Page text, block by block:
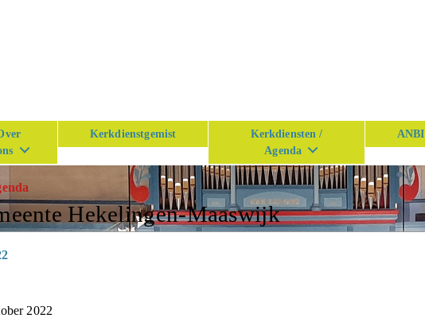
Kerkdienstgemist
Kerkdiensten /
Agenda
ANBI
Hekelingen-Maaswijk
2022